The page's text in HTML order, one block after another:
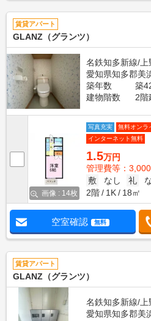
賃貸アパート
GLANZ（グランツ）
名鉄知多新線/
愛知県知多郡美
築年数
築
建物階数
2階
画像 : 14枚
写真充実
無料オンラ
インターネット無料
1.5万円
管理費等：
敷
なし 礼
2階
1K 18㎡
空室確認 無料
賃貸アパート
GLANZ（グランツ）
名鉄知多新線/
愛知県知多郡美